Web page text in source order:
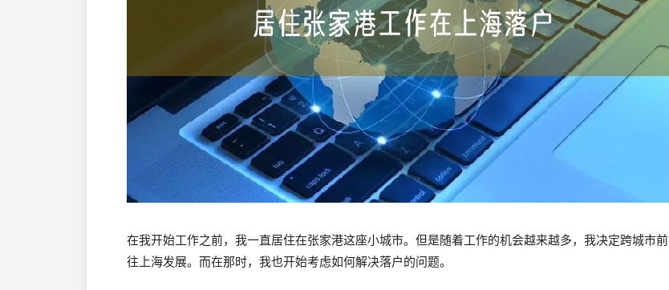
在我开始工作之前，我一直居住在张家港这座小城市。但是随着工作的机会越来越多，我决定跨城市前
往上海发展。而在那时，我也开始考虑如何解决落户的问题。